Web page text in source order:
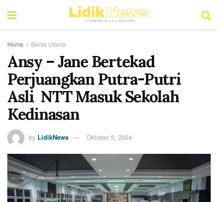
Home Berita Utama
Ansy – Jane Bertekad
Perjuangkan Putra-Putri
Asli NTT Masuk Sekolah
Kedinasan
by LidikNews Oktober 5, 2024